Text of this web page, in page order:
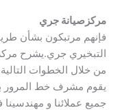
مركزصيانة جري
فإنهم مرتبكون بشأن
التبخيري جري.يشرح
من خلال الخطوات
يقوم مشرف خط المرور
جميع عملائنا و